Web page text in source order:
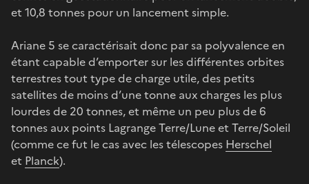
et 10,8 tonnes pour un lancement simple.
Ariane 5 se caractérisait donc par sa polyvalence en
étant capable d’emporter sur les différentes orbites
terrestres tout type de charge utile, des petits
satellites de moins d’une tonne aux charges les plus
lourdes de 20 tonnes, et même un peu plus de 6
tonnes aux points Lagrange Terre/Lune et Terre/Soleil
(comme ce fut le cas avec les télescopes Herschel
et Planck).